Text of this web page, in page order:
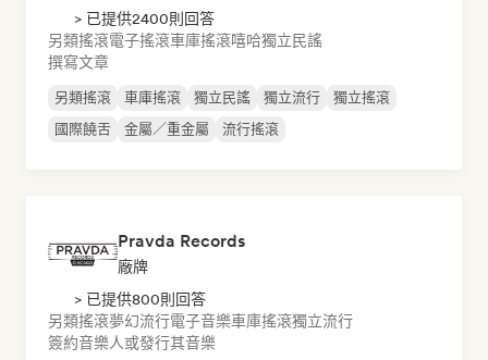
> 已提供2400則回答
另類搖滾電子搖滾車庫搖滾嘻哈獨立民謠
撰寫文章
另類搖滾 車庫搖滾 獨立民謠 獨立流行
獨立搖滾
國際饒舌
金屬／重金屬 流行搖滾
Pravda Records
廠牌
> 已提供800則回答
另類搖滾夢幻流行電子音樂車庫搖滾獨立流行
簽約音樂人或發行其音樂